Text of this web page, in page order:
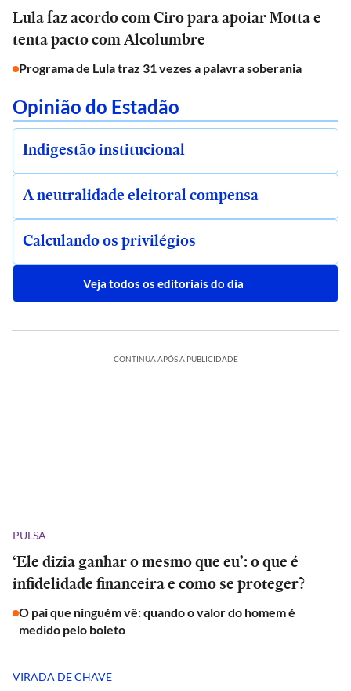
Lula faz acordo com Ciro para apoiar Motta e
tenta pacto com Alcolumbre
Programa de Lula traz 31 vezes a palavra soberania
Opinião do Estadão
Indigestão institucional
A neutralidade eleitoral compensa
Calculando os privilégios
Veja todos os editoriais do dia
CONTINUA APÓS A PUBLICIDADE
PULSA
‘Ele dizia ganhar o mesmo que eu’: o que é
infidelidade financeira e como se proteger?
O pai que ninguém vê: quando o valor do homem é
medido pelo boleto
VIRADA DE CHAVE